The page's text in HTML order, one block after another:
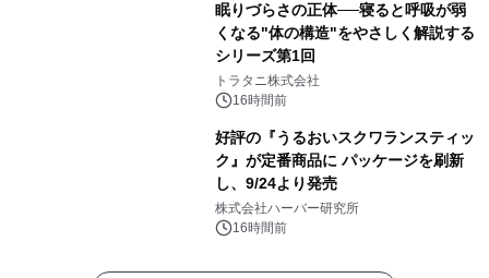
眠りづらさの正体──寝ると呼吸が弱
くなる"体の構造"をやさしく解説する
シリーズ第1回
トラタニ株式会社
16時間前
好評の『うるおいスクワランスティッ
ク』が定番商品に パッケージを刷新
し、9/24より発売
株式会社ハーバー研究所
16時間前